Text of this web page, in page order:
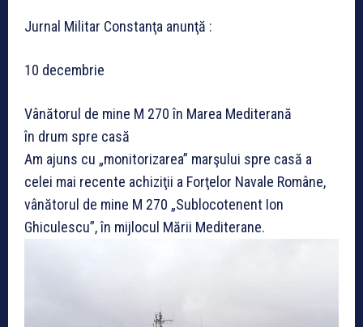
Jurnal Militar Constanţa anunţă :
10 decembrie
Vânătorul de mine M 270 în Marea Mediterană
în drum spre casă
Am ajuns cu „monitorizarea” marşului spre casă a
celei mai recente achiziţii a Forţelor Navale Române,
vânătorul de mine M 270 „Sublocotenent Ion
Ghiculescu”, în mijlocul Mării Mediterane.